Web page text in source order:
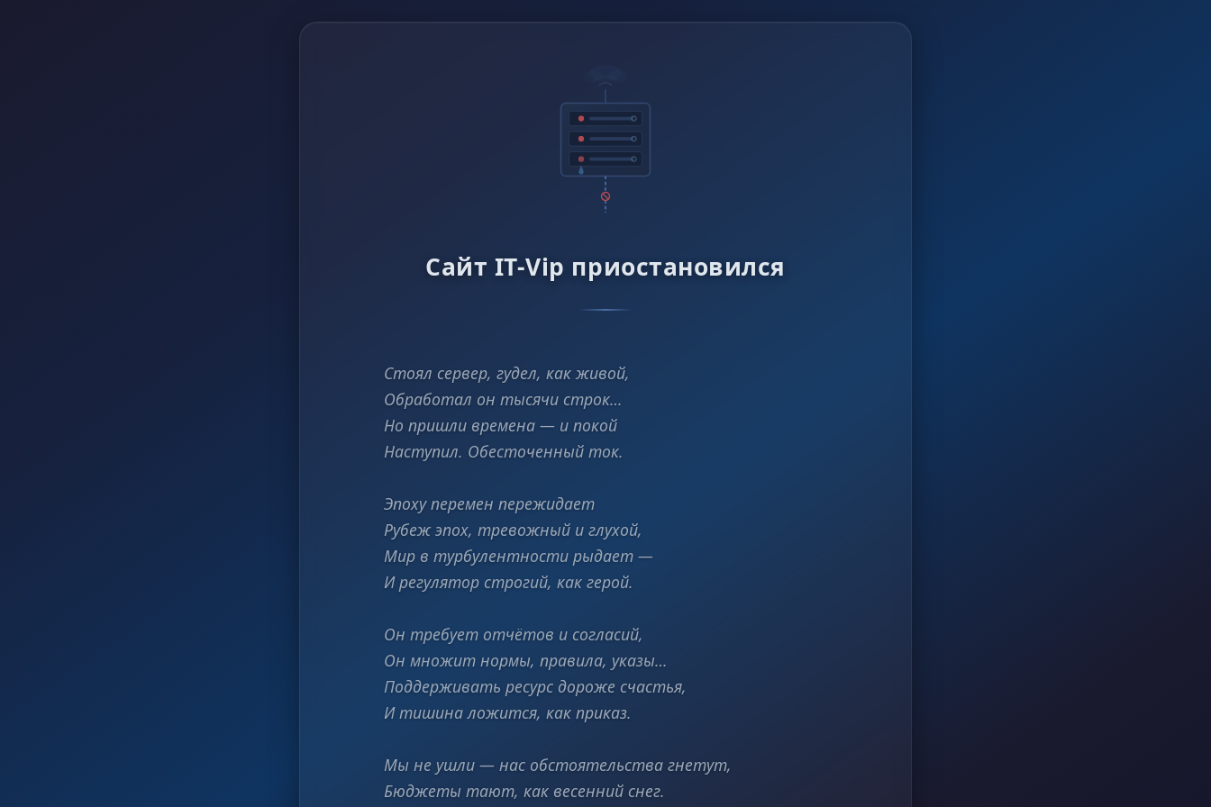
Сайт IT-Vip приостановился
Стоял сервер, гудел, как живой,
Обработал он тысячи строк…
Но пришли времена — и покой
Наступил. Обесточенный ток.
Эпоху перемен пережидает
Рубеж эпох, тревожный и глухой,
Мир в турбулентности рыдает —
И регулятор строгий, как герой.
Он требует отчётов и согласий,
Он множит нормы, правила, указы…
Поддерживать ресурс дороже счастья,
И тишина ложится, как приказ.
Мы не ушли — нас обстоятельства гнетут,
Бюджеты тают, как весенний снег.